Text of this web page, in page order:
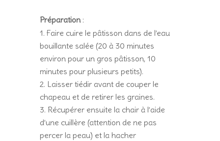
Préparation:
Faire cuire le pâtisson dans de l’eau
bouillante salée (20 à 30 minutes
environ pour un gros pâtisson, 10
minutes pour plusieurs petits).
Laisser tiédir avant de couper le
chapeau et de retirer les graines.
Récupérer ensuite la chair à l’aide
d’une cuillère (attention de ne pas
percer la peau) et la hacher